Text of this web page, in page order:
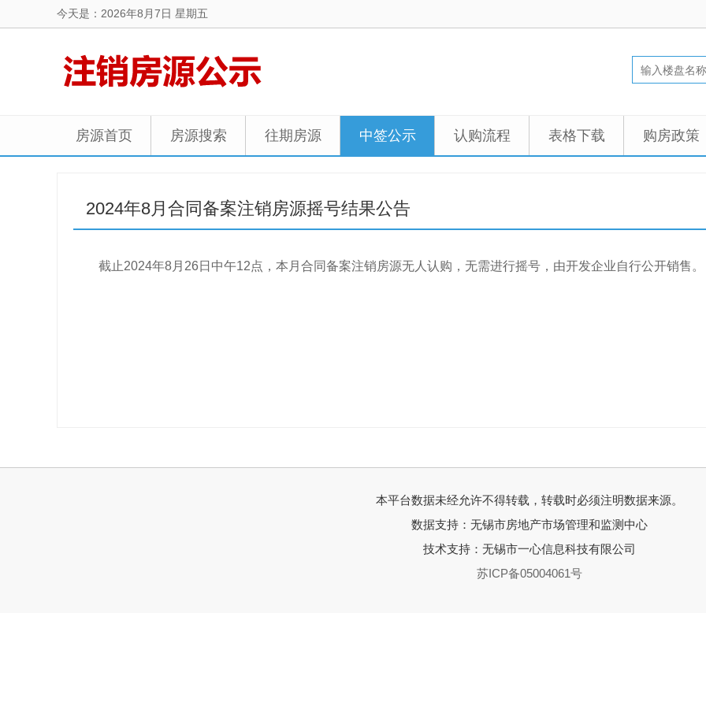
今天是：2026年8月7日 星期五
房源首页 房源搜索 往期房源 中签公示 认购流程 表格下载 购房政策
2024年8月合同备案注销房源摇号结果公告
截止2024年8月26日中午12点，本月合同备案注销房源无人认购，无需进行摇号，由开发企业自行公开销售。
本平台数据未经允许不得转载，转载时必须注明数据来源。
数据支持：无锡市房地产市场管理和监测中心
技术支持：无锡市一心信息科技有限公司
苏ICP备05004061号